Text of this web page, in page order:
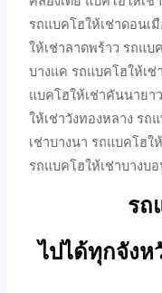
รถแบคโฮให้เช่าดอนเ
ให้เช่าลาดพร้าว รถแบ
บางแค รถแบคโฮให้เ
แบคโฮให้เช่าคันนายา
ให้เช่าวังทองหลาง รถ
เช่าบางนา รถแบคโฮ
รถแบคโฮให้เช่าบางบ
รถ
ไปได้ทุกจังห